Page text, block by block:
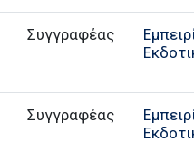
Συγγραφέας
Συγγραφέας